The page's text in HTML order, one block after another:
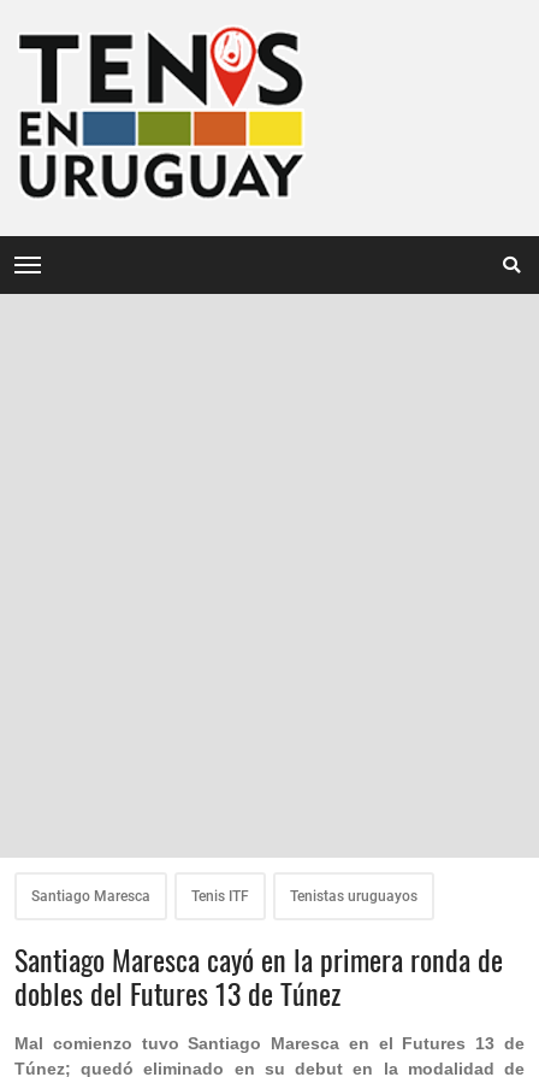
Santiago Maresca Tenis ITF Tenistas uruguayos
Santiago Maresca cayó en la primera ronda de
dobles del Futures 13 de Túnez
Mal comienzo tuvo Santiago Maresca en el Futures 13 de
Túnez; quedó eliminado en su debut en la modalidad de